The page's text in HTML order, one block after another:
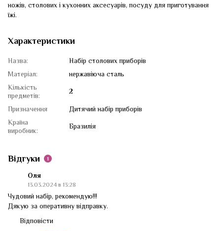
ножів, столових і кухонних аксесуарів, посуду для приготування
їжі.
Характеристики
Назва:
Набір столових приборів
Матеріал:
нержавіюча сталь
Кількість
предметів:
2
Призначення
Дитячий набір приборів
Країна
виробник:
Бразилія
Відгуки 1
Оля
13.03.2024 в 13:28
Чудовий набір, рекомендую!!!
Дякую за оперативну відправку.
Відповісти